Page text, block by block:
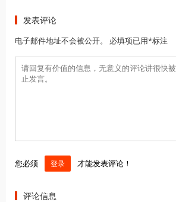
发表评论
电子邮件地址不会被公开。 必填项已用*标注
您必须 登录 才能发表评论！
评论信息